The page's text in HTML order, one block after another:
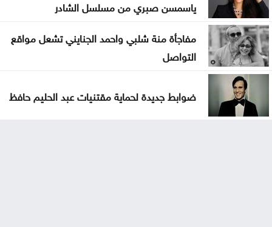
ياسمسن صبري من مسلسل الشادر
مفاجأة منة شلبي واحمد الجنايني تشعل مواقع
التواصل
ضوابط جديدة لحماية مقتنيات عبد الحليم حافظ